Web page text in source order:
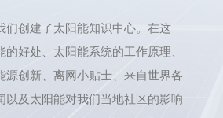
们创建了太阳能知识中心。在这
好处、太阳能系统的工作原理、
源创新、离网小贴士、来自世界各
以及太阳能对我们当地社区的影响